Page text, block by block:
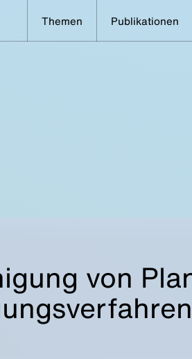
Themen Publikationen
von